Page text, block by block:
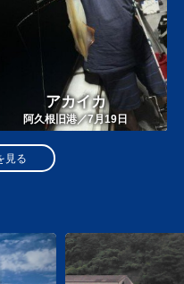
アカイカ
阿久根旧港／7月19日
見る